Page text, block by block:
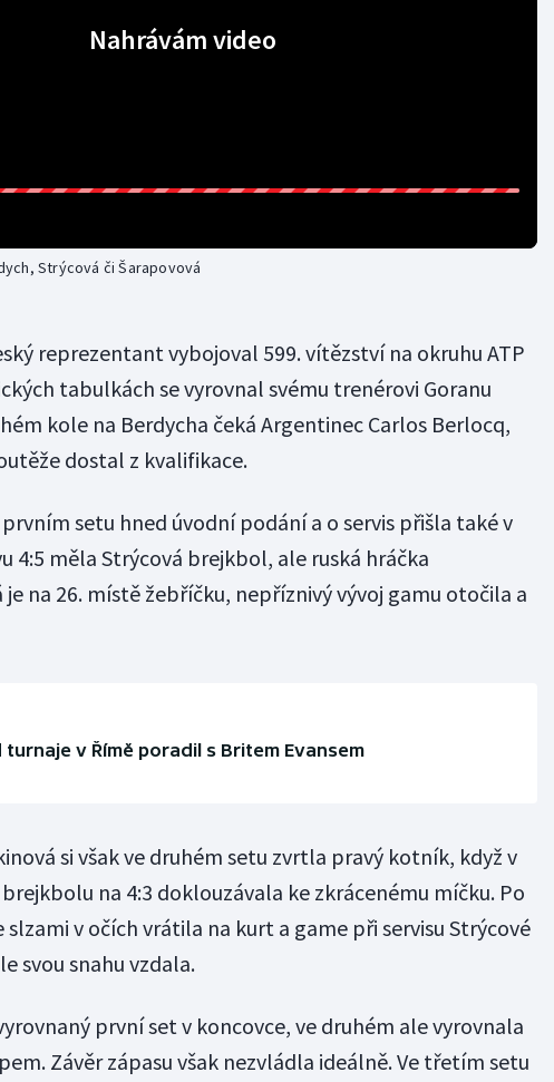
Nahrávám video
Strýcová či Šarapovová
reprezentant vybojoval 599. vítězství na okruhu ATP
tabulkách se vyrovnal svému trenérovi Goranu
kole na Berdycha čeká Argentinec Carlos Berlocq,
dostal z kvalifikace.
setu hned úvodní podání a o servis přišla také v
4:5 měla Strýcová brejkbol, ale ruská hráčka
na 26. místě žebříčku, nepříznivý vývoj gamu otočila a
v Římě poradil s Britem Evansem
si však ve druhém setu zvrtla pravý kotník, když v
na 4:3 doklouzávala ke zkrácenému míčku. Po
slzami v očích vrátila na kurt a game při servisu Strýcové
svou snahu vzdala.
první set v koncovce, ve druhém ale vyrovnala
Závěr zápasu však nezvládla ideálně. Ve třetím setu